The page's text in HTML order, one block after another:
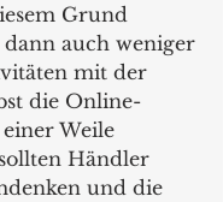
Grund
auch weniger
mit der
die Online-
Weile
Händler
und die